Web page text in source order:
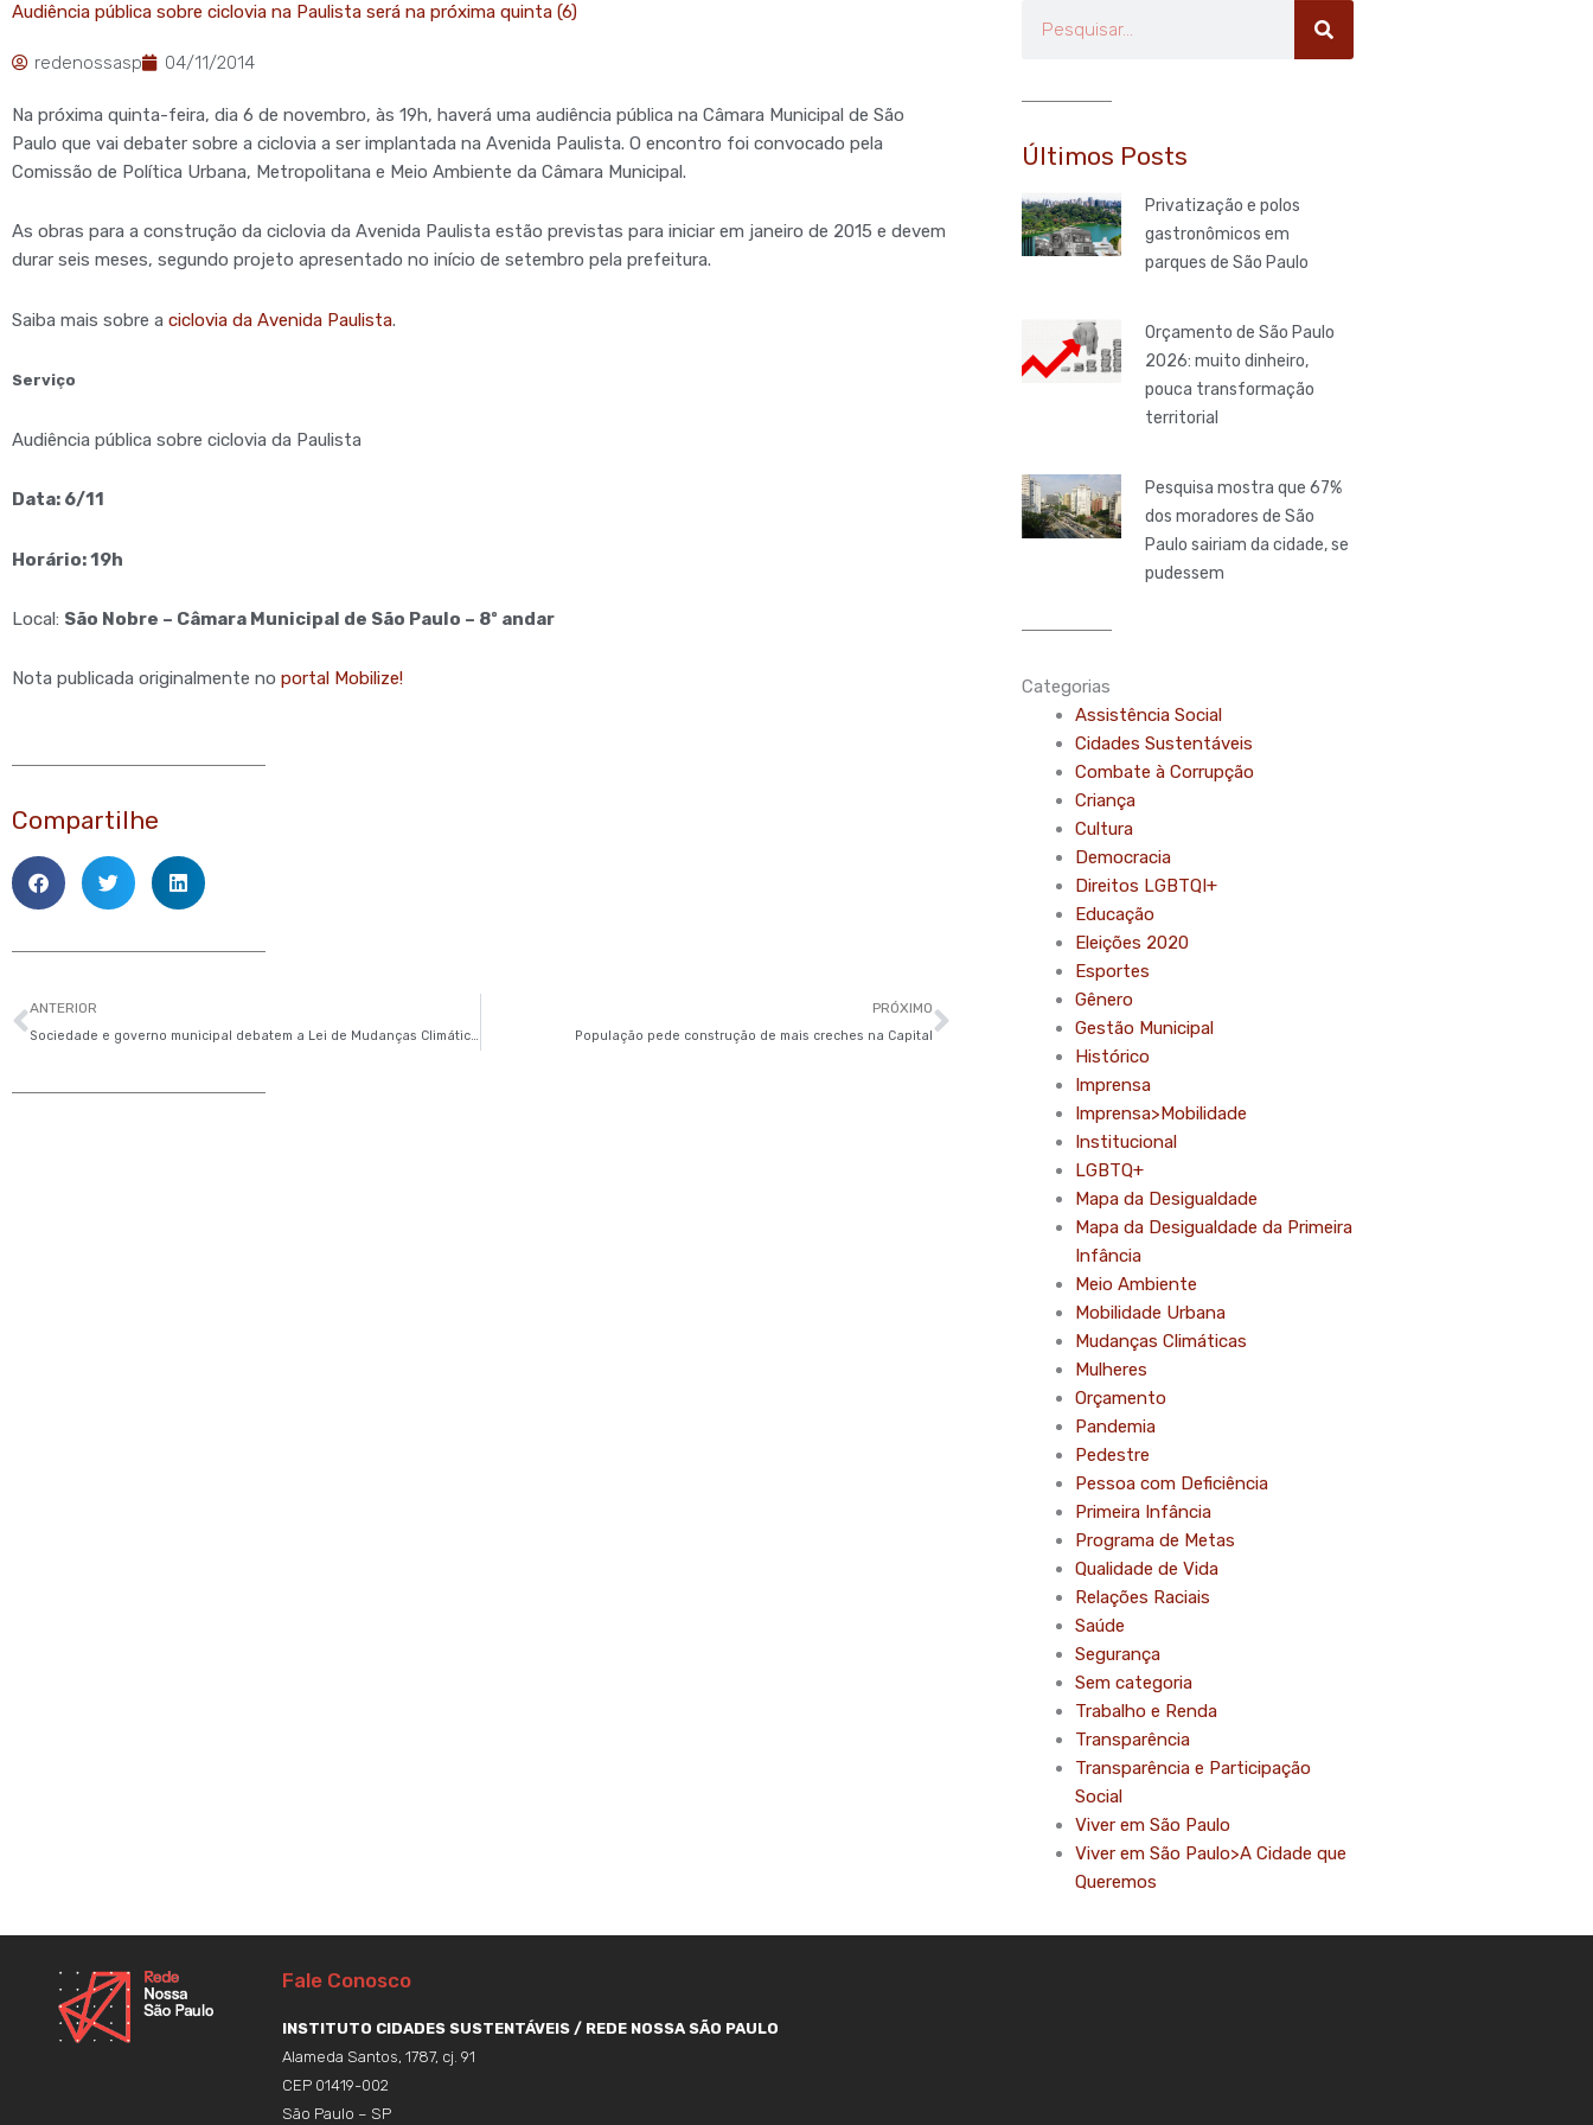
Audiência pública sobre ciclovia na Paulista será na próxima quinta (6)
redenossasp 04/11/2014
Na próxima quinta-feira, dia 6 de novembro, às 19h, haverá uma audiência pública na Câmara Municipal de São
Paulo que vai debater sobre a ciclovia a ser implantada na Avenida Paulista. O encontro foi convocado pela
Comissão de Política Urbana, Metropolitana e Meio Ambiente da Câmara Municipal.
As obras para a construção da ciclovia da Avenida Paulista estão previstas para iniciar em janeiro de 2015 e devem
durar seis meses, segundo projeto apresentado no início de setembro pela prefeitura.
Saiba mais sobre a ciclovia da Avenida Paulista.
Serviço
Audiência pública sobre ciclovia da Paulista
Data: 6/11
Horário: 19h
Local: São Nobre – Câmara Municipal de São Paulo – 8º andar
Nota publicada originalmente no portal Mobilize!
Compartilhe
Anterior
ANTERIOR
Sociedade e governo municipal debatem a Lei de Mudanças Climáticas
PRÓXIMO
População pede construção de mais creches na Capital
Próximo
Últimos Posts
Privatização e polos
gastronômicos em
parques de São Paulo
Orçamento de São Paulo
2026: muito dinheiro,
pouca transformação
territorial
Pesquisa mostra que 67%
dos moradores de São
Paulo sairiam da cidade, se
pudessem
Categorias
Assistência Social
Cidades Sustentáveis
Combate à Corrupção
Criança
Cultura
Democracia
Direitos LGBTQI+
Educação
Eleições 2020
Esportes
Gênero
Gestão Municipal
Histórico
Imprensa
Imprensa>Mobilidade
Institucional
LGBTQ+
Mapa da Desigualdade
Mapa da Desigualdade da Primeira
Infância
Meio Ambiente
Mobilidade Urbana
Mudanças Climáticas
Mulheres
Orçamento
Pandemia
Pedestre
Pessoa com Deficiência
Primeira Infância
Programa de Metas
Qualidade de Vida
Relações Raciais
Saúde
Segurança
Sem categoria
Trabalho e Renda
Transparência
Transparência e Participação
Social
Viver em São Paulo
Viver em São Paulo>A Cidade que
Queremos
Fale Conosco
INSTITUTO CIDADES SUSTENTÁVEIS / REDE NOSSA SÃO PAULO
Alameda Santos, 1787, cj. 91
CEP 01419-002
São Paulo – SP